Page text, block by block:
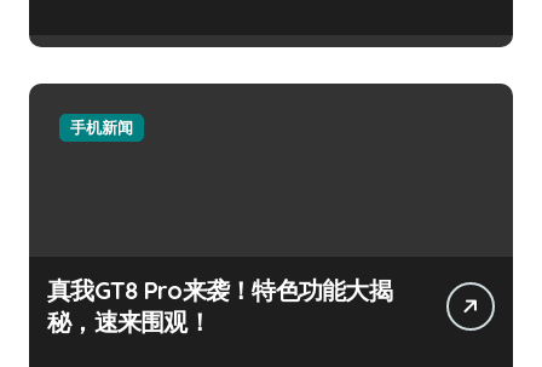
手机新闻
真我GT8 Pro来袭！特色功能大揭
秘，速来围观！